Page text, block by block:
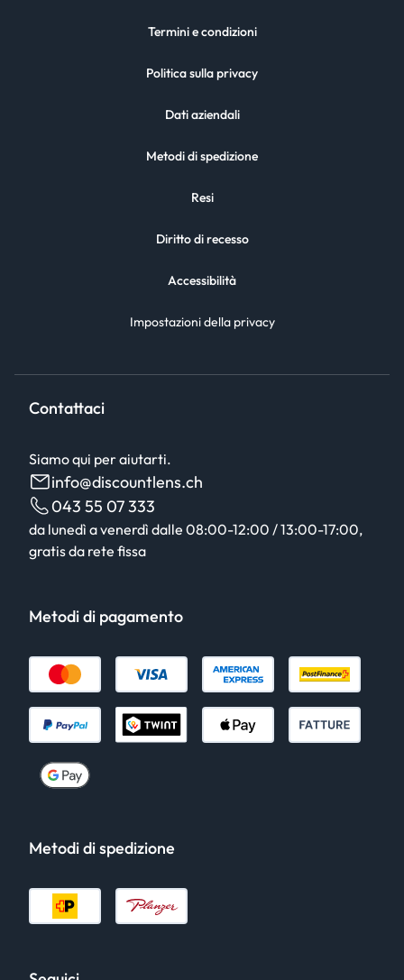
Termini e condizioni
Politica sulla privacy
Dati aziendali
Metodi di spedizione
Resi
Diritto di recesso
Accessibilità
Impostazioni della privacy
Contattaci
Siamo qui per aiutarti.
info@discountlens.ch
043 55 07 333
da lunedì a venerdì dalle 08:00-12:00 / 13:00-17:00,
gratis da rete fissa
Metodi di pagamento
Metodi di spedizione